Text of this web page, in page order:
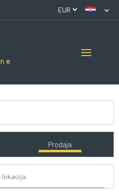
Prodaja